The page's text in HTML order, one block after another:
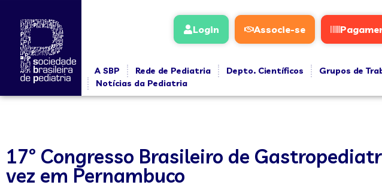
Login Associe-se
A SBP Rede de Pediatria Depto. Científicos Grupos de
Notícias da Pediatria
17º Congresso Brasileiro de
vez em Pernambuco